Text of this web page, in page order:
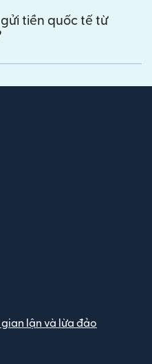
tiền quốc tế từ
lận và lừa đảo